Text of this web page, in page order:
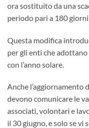
ora sostituito da una
periodo pari a 180
Questa modifica
per gli enti che
con l’anno solare.
Anche l’aggiornamento
devono comunicare le
associati, volontari e
il 30 giugno, e solo se